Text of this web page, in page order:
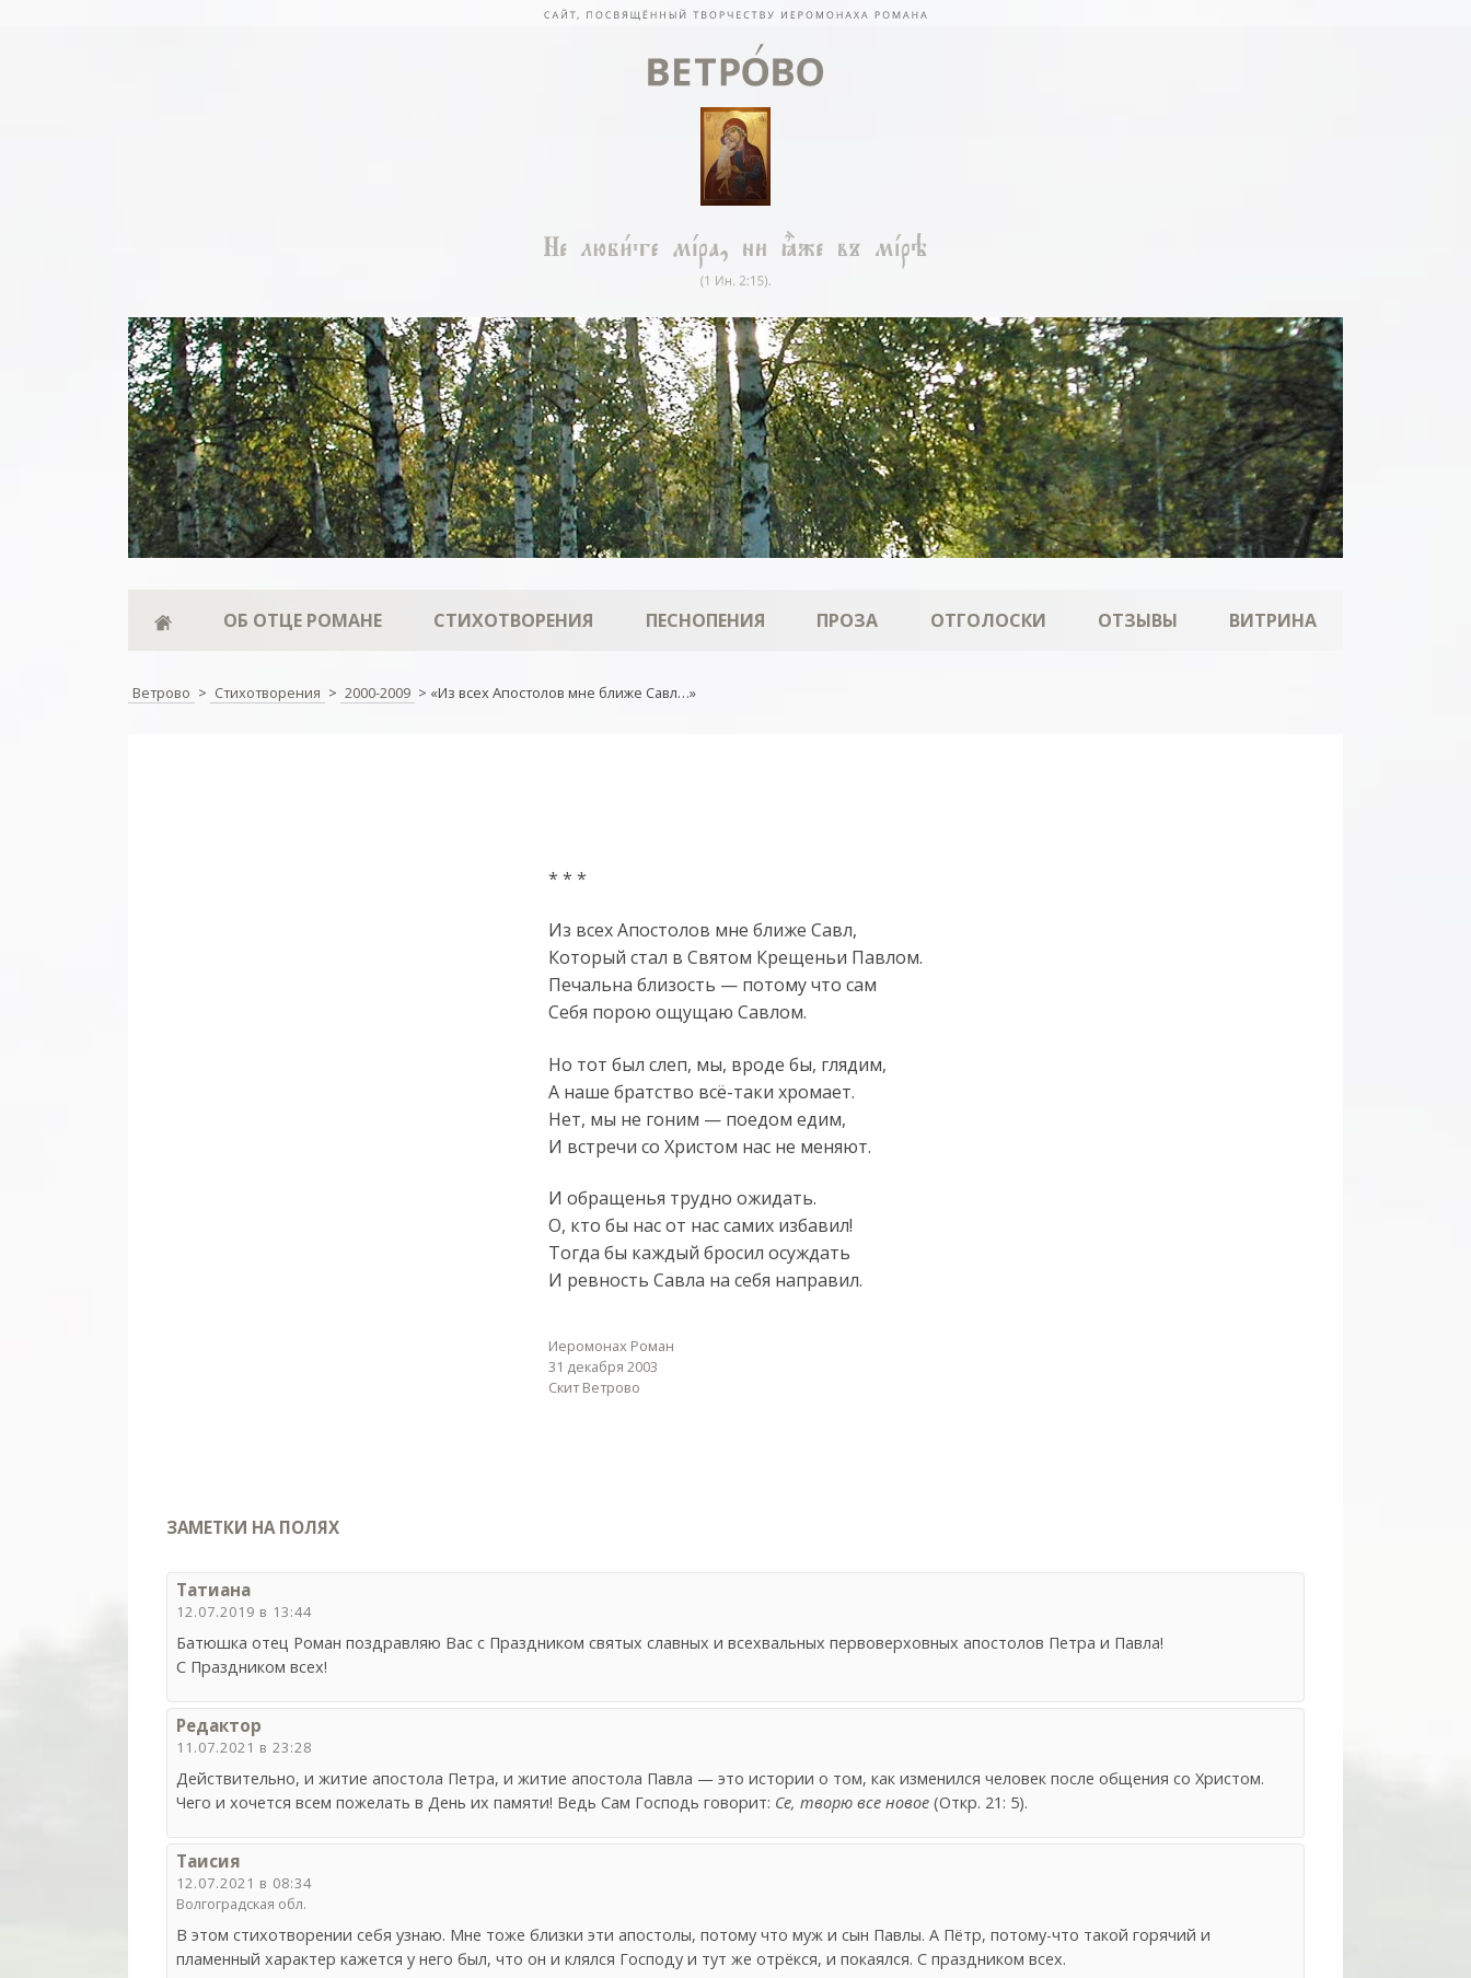
ОБ ОТЦЕ РОМАНЕ СТИХОТВОРЕНИЯ ПЕСНОПЕНИЯ ПРОЗА ОТГОЛОСКИ ОТЗЫВЫ ВИТРИНА
Ветрово > Стихотворения > 2000-2009 > «Из всех Апостолов мне ближе Савл…»
* * *
Из всех Апостолов мне ближе Савл,
Который стал в Святом Крещеньи Павлом.
Печальна близость — потому что сам
Себя порою ощущаю Савлом.
Но тот был слеп, мы, вроде бы, глядим,
А наше братство всё-таки хромает.
Нет, мы не гоним — поедом едим,
И встречи со Христом нас не меняют.
И обращенья трудно ожидать.
О, кто бы нас от нас самих избавил!
Тогда бы каждый бросил осуждать
И ревность Савла на себя направил.
Иеромонах Роман
31 декабря 2003
Скит Ветрово
ЗАМЕТКИ НА ПОЛЯХ
Татиана
12.07.2019 в 13:44
Батюшка отец Роман поздравляю Вас с Праздником святых славных и всехвальных первоверховных апостолов Петра и Павла!
С Праздником всех!
Редактор
11.07.2021 в 23:28
Действительно, и житие апостола Петра, и житие апостола Павла — это истории о том, как изменился человек после общения со Христом.
Чего и хочется всем пожелать в День их памяти! Ведь Сам Господь говорит: Се, творю все новое (Откр. 21: 5).
Таисия
12.07.2021 в 08:34
Волгоградская обл.
В этом стихотворении себя узнаю. Мне тоже близки эти апостолы, потому что муж и сын Павлы. А Пётр, потому-что такой горячий и
пламенный характер кажется у него был, что он и клялся Господу и тут же отрёкся, и покаялся. С праздником всех.